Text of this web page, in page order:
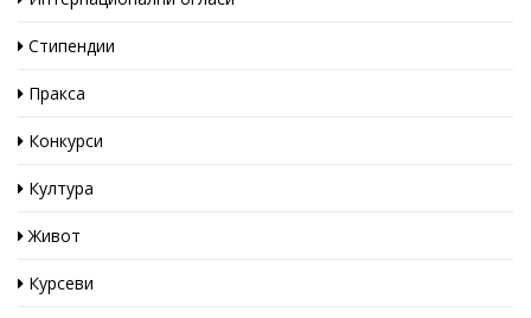
Стипендии
Пракса
Конкурси
Култура
Живот
Курсеви